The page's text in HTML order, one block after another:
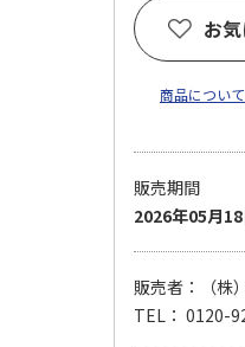
お
商品につい
販売期間
2026年05月
販売者：（株
TEL： 0120-